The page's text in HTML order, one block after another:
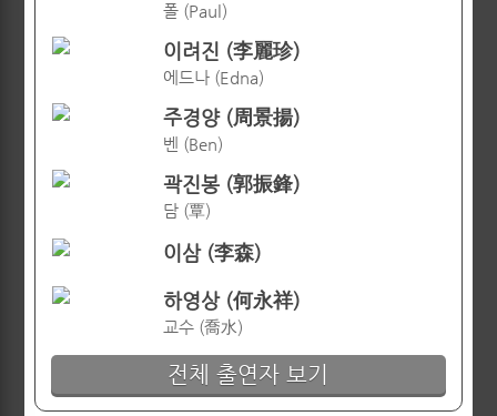
폴 (Paul)
이려진 (李麗珍)
에드나 (Edna)
주경양 (周景揚)
벤 (Ben)
곽진봉 (郭振鋒)
담 (覃)
이삼 (李森)
하영상 (何永祥)
교수 (喬水)
전체 출연자 보기